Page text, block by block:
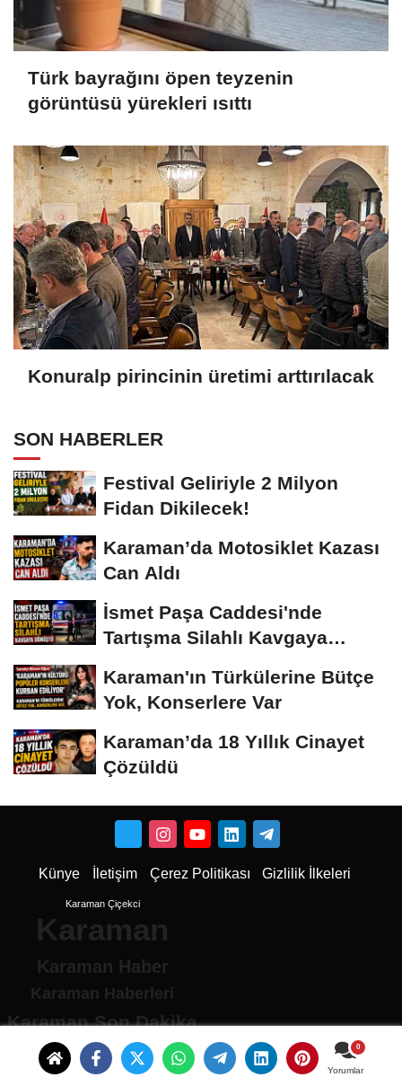
Yorumlar
Türk bayrağını öpen teyzenin
görüntüsü yürekleri ısıttı
Konuralp pirincinin üretimi arttırılacak
SON HABERLER
Festival Geliriyle 2 Milyon
Fidan Dikilecek!
Karaman’da Motosiklet Kazası
Can Aldı
İsmet Paşa Caddesi'nde
Tartışma Silahlı Kavgaya
Karaman'ın Türkülerine Bütçe
Yok, Konserlere Var
Karaman’da 18 Yıllık Cinayet
Çözüldü
Künye İletişim Çerez Politikası Gizlilik İlkeleri
Karaman Çiçekci
Karaman
Karaman Haber
Karaman Haberleri
Karaman Son Dakika
Karaman son dakika Haberleri
Karamandan haberler